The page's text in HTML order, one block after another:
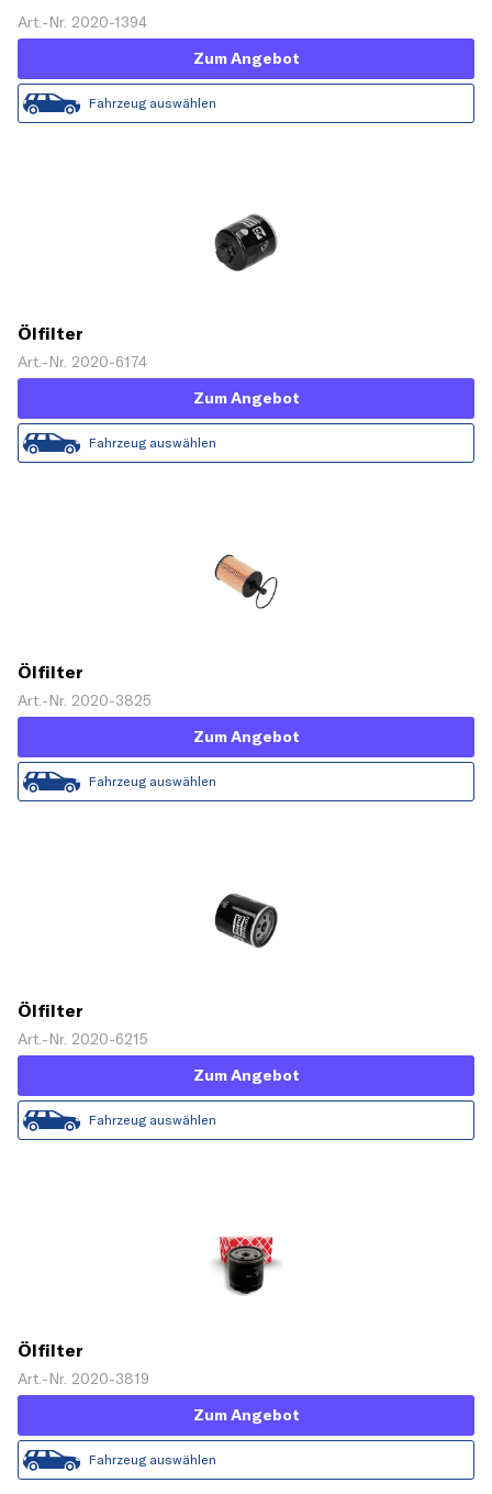
Art.-Nr. 2020-1394
Zum Angebot
Fahrzeug auswählen
Ölfilter
Art.-Nr. 2020-6174
Zum Angebot
Fahrzeug auswählen
Ölfilter
Art.-Nr. 2020-3825
Zum Angebot
Fahrzeug auswählen
Ölfilter
Art.-Nr. 2020-6215
Zum Angebot
Fahrzeug auswählen
Ölfilter
Art.-Nr. 2020-3819
Zum Angebot
Fahrzeug auswählen